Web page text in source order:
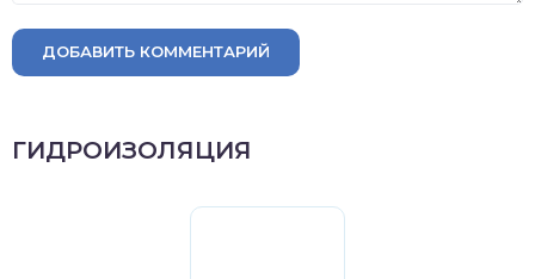
ДОБАВИТЬ КОММЕНТАРИЙ
ГИДРОИЗОЛЯЦИЯ